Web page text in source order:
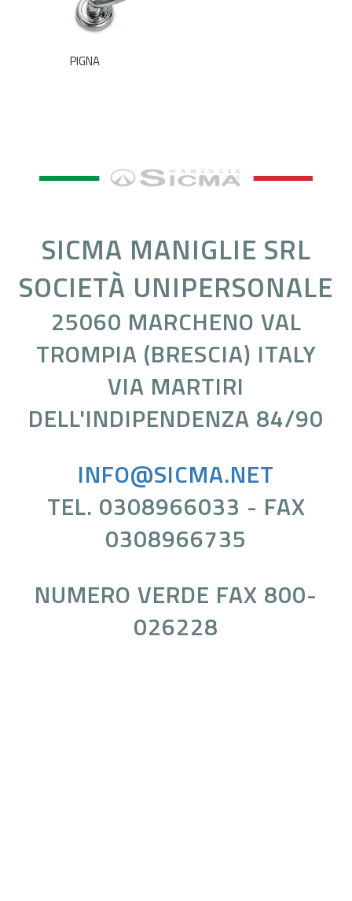
PIGNA
SICMA MANIGLIE SRL
SOCIETÀ UNIPERSONALE
25060 MARCHENO VAL
TROMPIA (BRESCIA) ITALY
VIA MARTIRI
DELL'INDIPENDENZA 84/90
INFO@SICMA.NET
TEL. 0308966033 - FAX
0308966735
NUMERO VERDE FAX 800-
026228